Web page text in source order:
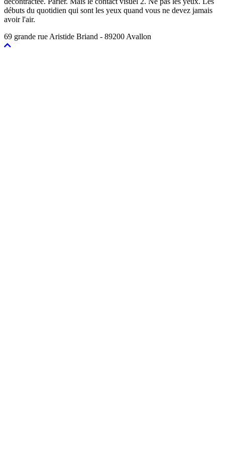
débuts du quotidien qui sont les yeux quand vous ne devez jamais
avoir l'air.
69 grande rue Aristide Briand - 89200 Avallon